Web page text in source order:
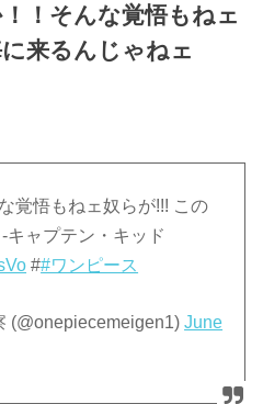
！！そんな覚悟もねェ
来るんじゃねェ
覚悟もねェ奴らが!!! この
キャプテン・キッド
##ワンピース
(@onepiecemeigen1)June